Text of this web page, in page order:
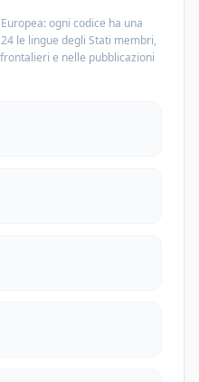
ogni codice ha una
le lingue degli Stati membri,
e nelle pubblicazioni